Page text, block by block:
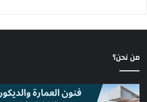
من نحن؟